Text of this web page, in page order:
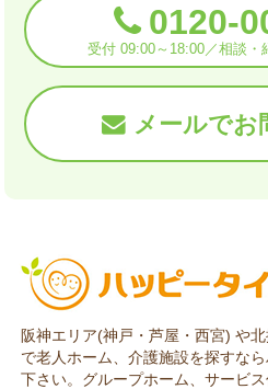
0120-
受付 09:00～18:00／相談・
メールでお
阪神エリア(神戸・芦屋・西宮) や
で老人ホーム、介護施設を探すな
下さい。グループホーム、サービ